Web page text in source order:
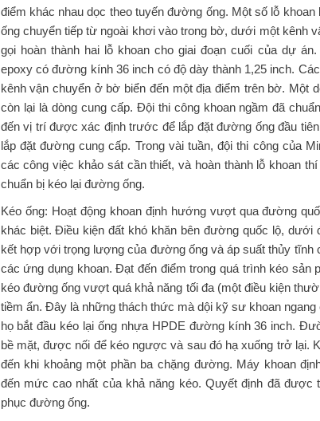
điểm khác nhau dọc theo tuyến đường ống. Một số lỗ
ống chuyển tiếp từ ngoài khơi vào trong bờ, dưới một kênh
gọi hoàn thành hai lỗ khoan cho giai đoạn cuối của dự
epoxy có đường kính 36 inch có độ dày thành 1,25 inch.
kênh vận chuyển ở bờ biển đến một địa điểm trên bờ. Một
còn lại là dòng cung cấp. Đội thi công khoan ngầm đã
đến vị trí được xác định trước để lắp đặt đường ống đầu
lắp đặt đường cung cấp. Trong vài tuần, đội thi công của
các công việc khảo sát cần thiết, và hoàn thành lỗ khoan
chuẩn bị kéo lại đường ống.
Kéo ống: Hoạt động khoan định hướng vượt qua đường
khác biệt. Điều kiện đất khó khăn bên đường quốc lộ,
kết hợp với trọng lượng của đường ống và áp suất thủy tĩnh
các ứng dụng khoan. Đạt đến điểm trong quá trình kéo
kéo đường ống vượt quá khả năng tối đa (một điều kiện
tiềm ẩn. Đây là những thách thức mà dội kỹ sư khoan
họ bắt đầu kéo lại ống nhựa HPDE đường kính 36 inch.
bề mặt, được nối để kéo ngược và sau đó hạ xuống trở lại.
đến khi khoảng một phần ba chặng đường. Máy khoan
đến mức cao nhất của khả năng kéo. Quyết định đã
phục đường ống.